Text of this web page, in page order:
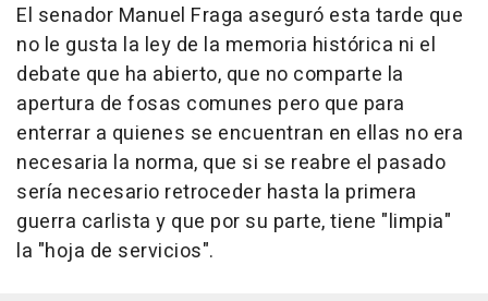
El senador Manuel Fraga aseguró esta tarde que
no le gusta la ley de la memoria histórica ni el
debate que ha abierto, que no comparte la
apertura de fosas comunes pero que para
enterrar a quienes se encuentran en ellas no era
necesaria la norma, que si se reabre el pasado
sería necesario retroceder hasta la primera
guerra carlista y que por su parte, tiene "limpia"
la "hoja de servicios".